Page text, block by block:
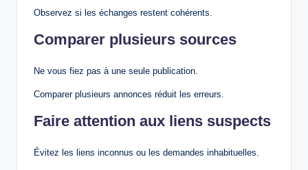
Observez si les échanges restent cohérents.
Comparer plusieurs sources
Ne vous fiez pas à une seule publication.
Comparer plusieurs annonces réduit les erreurs.
Faire attention aux liens suspects
Évitez les liens inconnus ou les demandes inhabituelles.